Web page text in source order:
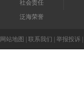
社会责任
泛海荣誉
网站地图 联系我们 举报投诉